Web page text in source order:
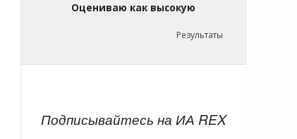
Оцениваю как высокую
Результаты
Подписывайтесь на ИА REX